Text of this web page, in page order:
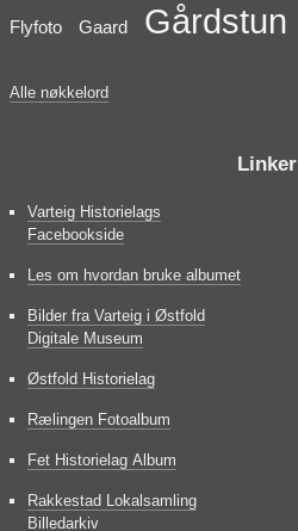
Flyfoto Gaard Gårdstun
Alle nøkkelord
Linker
Varteig Historielags
Facebookside
Les om hvordan bruke albumet
Bilder fra Varteig i Østfold
Digitale Museum
Østfold Historielag
Rælingen Fotoalbum
Fet Historielag Album
Rakkestad Lokalsamling
Billedarkiv